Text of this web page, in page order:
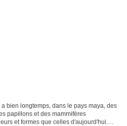
bien longtemps, dans le pays maya, des
papillons et des mammifères
et formes que celles d'aujourd'hui.